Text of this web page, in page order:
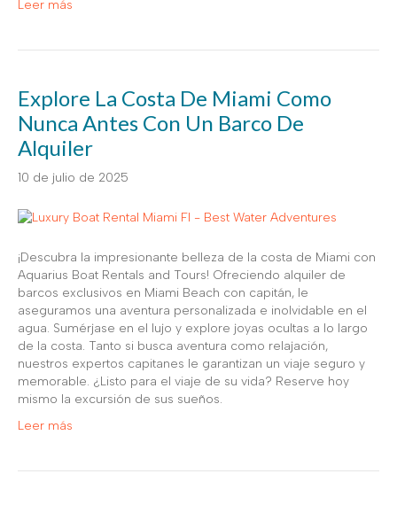
Leer más
Explore La Costa De Miami Como
Nunca Antes Con Un Barco De
Alquiler
10 de julio de 2025
¡Descubra la impresionante belleza de la costa de Miami con
Aquarius Boat Rentals and Tours! Ofreciendo alquiler de
barcos exclusivos en Miami Beach con capitán, le
aseguramos una aventura personalizada e inolvidable en el
agua. Sumérjase en el lujo y explore joyas ocultas a lo largo
de la costa. Tanto si busca aventura como relajación,
nuestros expertos capitanes le garantizan un viaje seguro y
memorable. ¿Listo para el viaje de su vida? Reserve hoy
mismo la excursión de sus sueños.
Leer más